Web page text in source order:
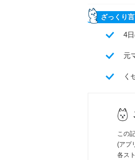
ざっくり
4
元
く
この
(アプ
各ス